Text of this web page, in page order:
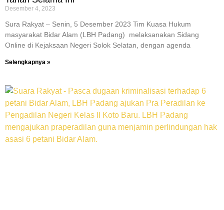
Desember 4, 2023
Sura Rakyat – Senin, 5 Desember 2023 Tim Kuasa Hukum
masyarakat Bidar Alam (LBH Padang) melaksanakan Sidang
Online di Kejaksaan Negeri Solok Selatan, dengan agenda
Selengkapnya »